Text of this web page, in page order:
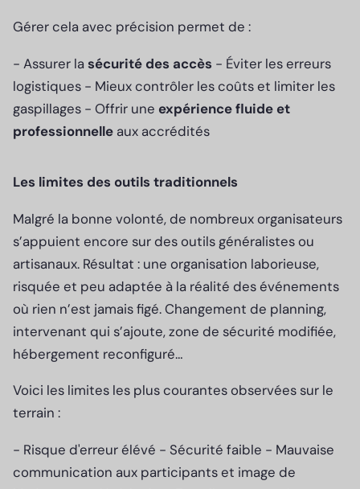
Gérer cela avec précision permet de :
- Assurer la sécurité des accès - Éviter les erreurs
logistiques - Mieux contrôler les coûts et limiter les
gaspillages - Offrir une expérience fluide et
professionnelle aux accrédités
Les limites des outils traditionnels
Malgré la bonne volonté, de nombreux organisateurs
s’appuient encore sur des outils généralistes ou
artisanaux. Résultat : une organisation laborieuse,
risquée et peu adaptée à la réalité des événements
où rien n’est jamais figé. Changement de planning,
intervenant qui s’ajoute, zone de sécurité modifiée,
hébergement reconfiguré…
Voici les limites les plus courantes observées sur le
terrain :
- Risque d'erreur élévé - Sécurité faible - Mauvaise
communication aux participants et image de